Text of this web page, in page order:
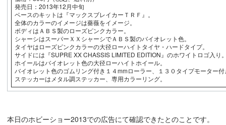
発売日：2013年12月中旬
ベースのキットは『マックスブレイカーＴＲＦ』。
全体のカラーのイメージは薔薇をイメージ。
ボディはＡＢＳ製のローズピンクカラー。
シャーシはスーパーＸＸシャーシでＡＢＳ製のバイオレット色。
タイヤはローズピンクカラーの大径ローハイトタイヤ・ハードタイプ。
サイドには『SUPRE XX CHASSIS LIMITED EDITION』のホワイトロゴ入り
ホイールはバイオレット色の大径ローハイトホイール。
バイオレット色のゴムリング付き１４mmローラー、１３０タイプモーター付
ステッカーはメタル調ステッカー、専用カラーリング。
本日のホビーショー2013での広告にて確認できたとのことです。